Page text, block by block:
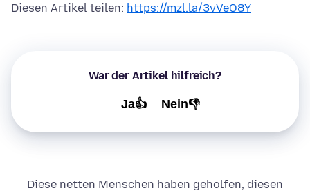
Diesen Artikel teilen: https://mzl.la/3vVeO8Y
War der Artikel hilfreich?
Ja👍 Nein👎
Diese netten Menschen haben geholfen, diesen